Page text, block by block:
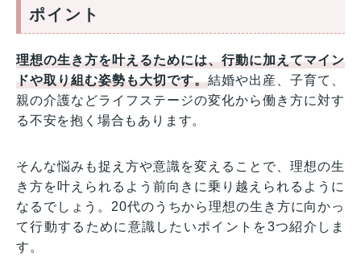
ポイント
理想の生き方を叶えるためには、行動に加えてマイン
ドや取り組む姿勢も大切です。結婚や出産、子育て、
親の介護などライフステージの変化から働き方に対す
る不安を抱く場合もあります。
そんな悩みも捉え方や意識を変えることで、理想の生
き方を叶えられるよう前向きに乗り越えられるように
なるでしょう。20代のうちから理想の生き方に向かっ
て行動するために意識したいポイントを3つ紹介しま
す。